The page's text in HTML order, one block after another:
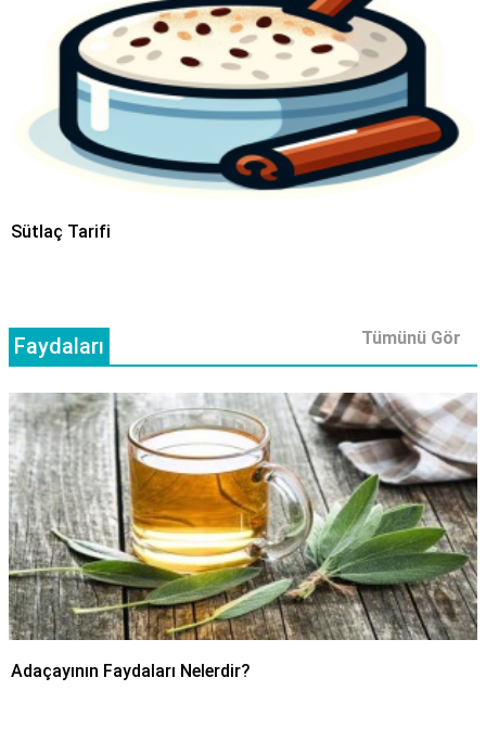
Sütlaç Tarifi
Faydaları Tümünü Gör
Adaçayının Faydaları Nelerdir?